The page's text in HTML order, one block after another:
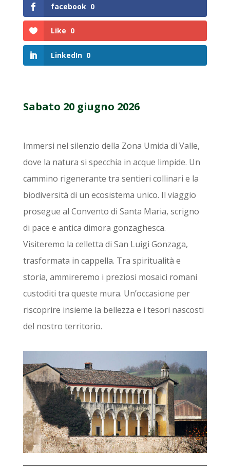
facebook 0
Like 0
LinkedIn 0
Sabato 20 giugno 2026
Immersi nel silenzio della Zona Umida di Valle,
dove la natura si specchia in acque limpide. Un
cammino rigenerante tra sentieri collinari e la
biodiversità di un ecosistema unico. Il viaggio
prosegue al Convento di Santa Maria, scrigno
di pace e antica dimora gonzaghesca.
Visiteremo la celletta di San Luigi Gonzaga,
trasformata in cappella. Tra spiritualità e
storia, ammireremo i preziosi mosaici romani
custoditi tra queste mura. Un’occasione per
riscoprire insieme la bellezza e i tesori nascosti
del nostro territorio.